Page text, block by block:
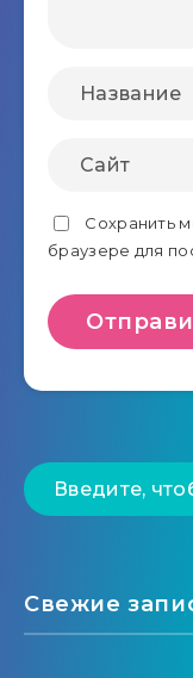
Сохранить
браузере для
Свежие